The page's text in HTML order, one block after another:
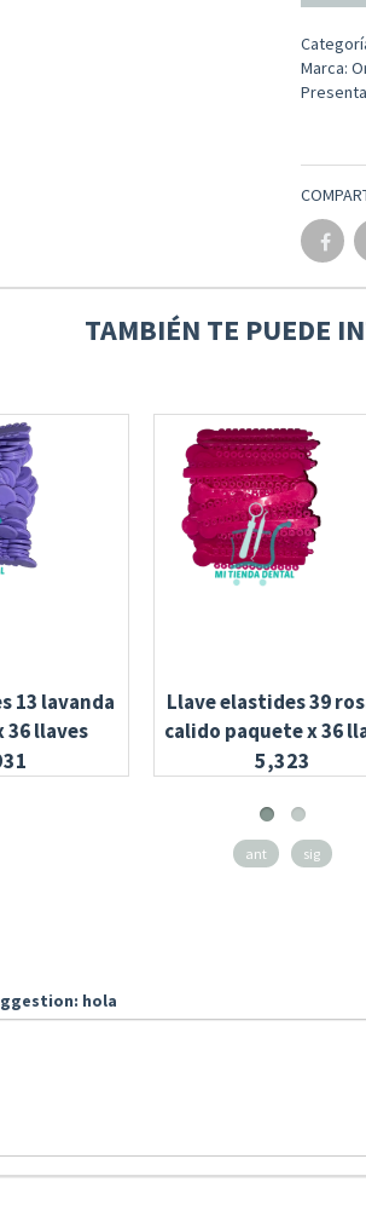
Marca:
TAMBIÉN TE PUEDE
13 lavanda
36 llaves
Llave elastides 39
calido paquete x 36
5,323
ant sig
hola